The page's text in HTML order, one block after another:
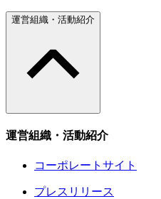
運営組織・活動紹介
運営組織・活動紹介
コーポレートサイト
プレスリリース